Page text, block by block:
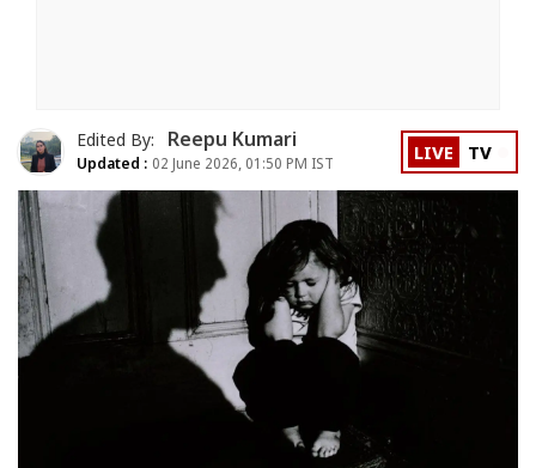
Edited By: Reepu Kumari
Updated : 02 June 2026, 01:50 PM IST LIVE TV